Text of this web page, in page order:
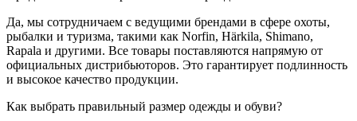
Да, мы сотрудничаем с ведущими брендами в сфере охоты,
рыбалки и туризма, такими как Norfin, Härkila, Shimano,
Rapala и другими. Все товары поставляются напрямую от
официальных дистрибьюторов. Это гарантирует подлинность
и высокое качество продукции.
Как выбрать правильный размер одежды и обуви?